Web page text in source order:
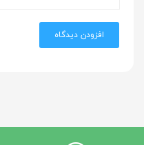
افزودن دیدگاه